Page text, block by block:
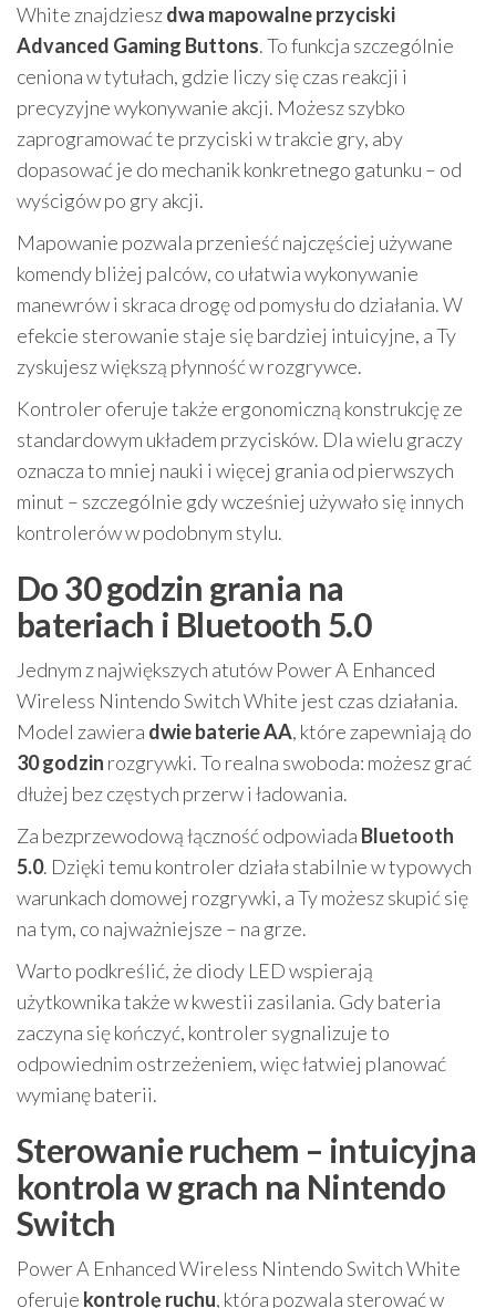
White znajdzieszdwa mapowalne przyciski
Advanced Gaming Buttons. To funkcja szczególnie
ceniona w tytułach, gdzie liczy się czas reakcji i
precyzyjne wykonywanie akcji. Możesz szybko
zaprogramować te przyciski w trakcie gry, aby
dopasować je do mechanik konkretnego gatunku – od
wyścigów po gry akcji.
Mapowanie pozwala przenieść najczęściej używane
komendy bliżej palców, co ułatwia wykonywanie
manewrów i skraca drogę od pomysłu do działania. W
efekcie sterowanie staje się bardziej intuicyjne, a Ty
zyskujesz większą płynność w rozgrywce.
Kontroler oferuje także ergonomiczną konstrukcję ze
standardowym układem przycisków. Dla wielu graczy
oznacza to mniej nauki i więcej grania od pierwszych
minut – szczególnie gdy wcześniej używało się innych
kontrolerów w podobnym stylu.
Do 30 godzin grania na
bateriach i Bluetooth 5.0
Jednym z największych atutów Power A Enhanced
Wireless Nintendo Switch White jest czas działania.
Model zawiera dwie baterie AA, które zapewniają do
30 godzin rozgrywki. To realna swoboda: możesz grać
dłużej bez częstych przerw i ładowania.
Za bezprzewodową łączność odpowiada Bluetooth
5.0. Dzięki temu kontroler działa stabilnie w typowych
warunkach domowej rozgrywki, a Ty możesz skupić się
na tym, co najważniejsze – na grze.
Warto podkreślić, że diody LED wspierają
użytkownika także w kwestii zasilania. Gdy bateria
zaczyna się kończyć, kontroler sygnalizuje to
odpowiednim ostrzeżeniem, więc łatwiej planować
wymianę baterii.
Sterowanie ruchem – intuicyjna
kontrola w grach na Nintendo
Switch
Power A Enhanced Wireless Nintendo Switch White
oferuje kontrolę ruchu, która pozwala sterować w